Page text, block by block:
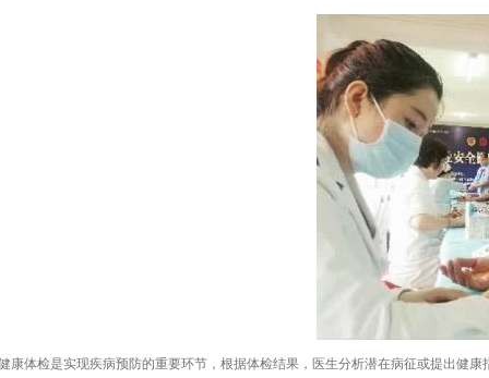
检是实现疾病预防的重要环节，根据体检结果，医生分析潜在病征或提出健康